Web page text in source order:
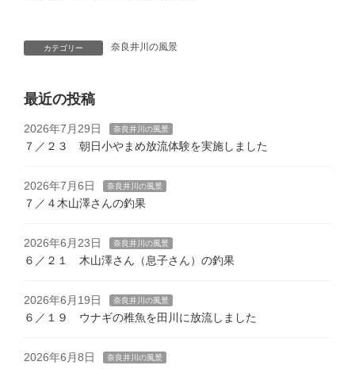
カテゴリー 奈良井川の風景
最近の投稿
2026年7月29日 奈良井川の風景
７／２３ 朝日小やまめ放流体験を実施しました
2026年7月6日 奈良井川の風景
７／４木山澤さんの釣果
2026年6月23日 奈良井川の風景
６／２１ 木山澤さん（息子さん）の釣果
2026年6月19日 奈良井川の風景
６／１９ ウナギの稚魚を田川に放流しました
2026年6月8日 奈良井川の風景